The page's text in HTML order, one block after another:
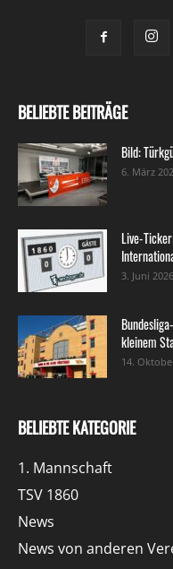
BELIEBTE BEITRÄGE
Bild:
6. März
Live-
3. Juni 2026
kleinem
14.
BELIEBTE KATEGORIE
1. Mannschaft
TSV 1860
News
News von anderen